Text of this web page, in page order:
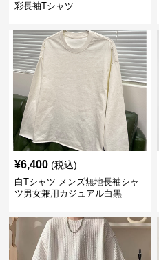
彩長袖Tシャツ
¥6,400 (税込)
白Tシャツ メンズ無地長袖シャ
ツ男女兼用カジュアル白黒